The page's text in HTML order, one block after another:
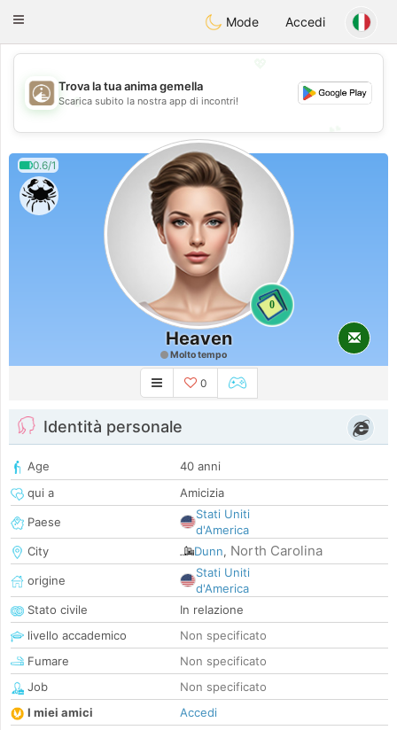
ahebik
Toggle
Mode Accedi
💖
💕
Trova la tua anima gemella
Scarica subito la nostra app di incontri!
0.6/1
0
Heaven
Molto tempo
0
Identità personale
Age
40 anni
qui a
Amicizia
Paese
Stati Uniti
d'America
City
Dunn, North Carolina
origine
Stati Uniti
d'America
Stato civile
In relazione
livello accademico
Non specificato
Fumare
Non specificato
Job
Non specificato
I miei amici
Accedi